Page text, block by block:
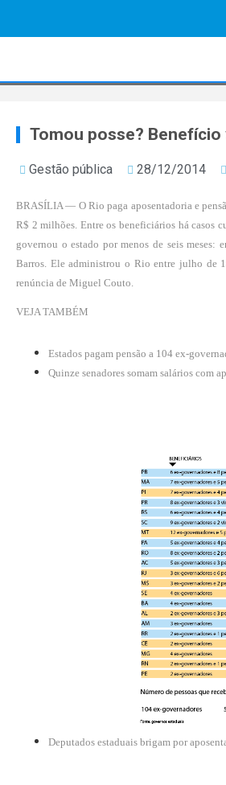
Tomou posse?
Gestão pública 28/12/2014
BRASÍLIA — O Rio paga aposentadoria e
R$ 2 milhões. Entre os beneficiários há casos
governou o estado por menos de seis
Barros. Ele administrou o Rio entre julho de
renúncia de Miguel Couto.
VEJA TAMBÉM
Estados pagam pensão a 104 ex-
Quinze senadores somam salários com
Deputados estaduais brigam por